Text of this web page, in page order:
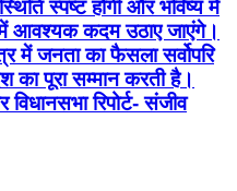
स्पष्ट होगी और भविष्य में
में आवश्यक कदम उठाए जाएंगे।
में जनता का फैसला सर्वोपरि
का पूरा सम्मान करती है।
रिपोर्ट- संजीव